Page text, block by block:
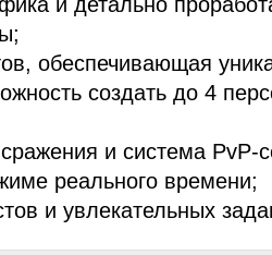
обеспечивающая
создать до 4
и система PvP-
реального времени;
и увлекательных